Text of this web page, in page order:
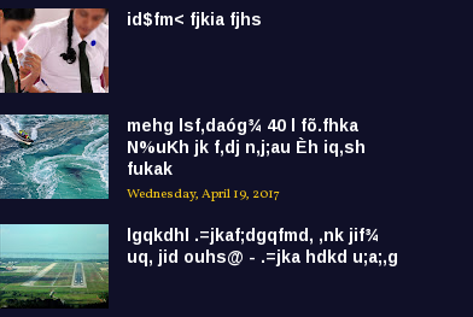
id$fm< fjkia fjhs
mehg lsf,daóg¾ 40 l fõ.fhka
N%uKh jk f,dj n,j;au Èh iq,sh
fukak
Wednesday, April 19, 2017
lgqkdhl .=jkaf;dgqfmd, ,nk jif¾
uq, jid ouhs@ - .=jka hdkd u;a;,g